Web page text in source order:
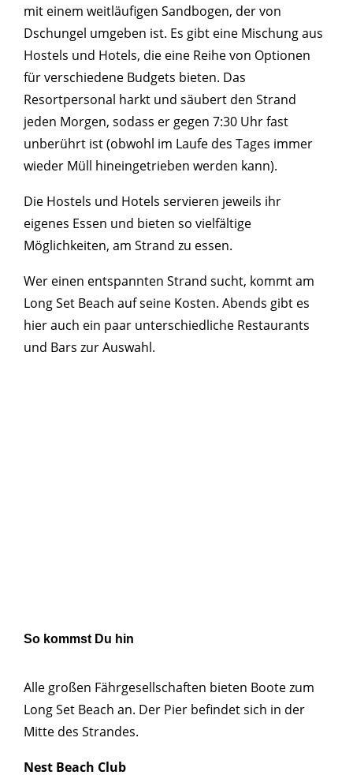
mit einem weitläufigen Sandbogen, der von
Dschungel umgeben ist. Es gibt eine Mischung aus
Hostels und Hotels, die eine Reihe von Optionen
für verschiedene Budgets bieten. Das
Resortpersonal harkt und säubert den Strand
jeden Morgen, sodass er gegen 7:30 Uhr fast
unberührt ist (obwohl im Laufe des Tages immer
wieder Müll hineingetrieben werden kann).
Die Hostels und Hotels servieren jeweils ihr
eigenes Essen und bieten so vielfältige
Möglichkeiten, am Strand zu essen.
Wer einen entspannten Strand sucht, kommt am
Long Set Beach auf seine Kosten. Abends gibt es
hier auch ein paar unterschiedliche Restaurants
und Bars zur Auswahl.
So kommst Du hin
Alle großen Fährgesellschaften bieten Boote zum
Long Set Beach an. Der Pier befindet sich in der
Mitte des Strandes.
Nest Beach Club